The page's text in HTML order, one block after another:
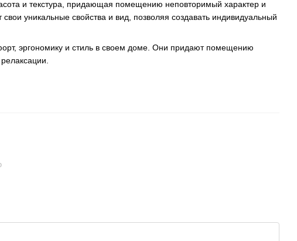
и текстура, придающая помещению неповторимый характер и
уникальные свойства и вид, позволяя создавать индивидуальный
эргономику и стиль в своем доме. Они придают помещению